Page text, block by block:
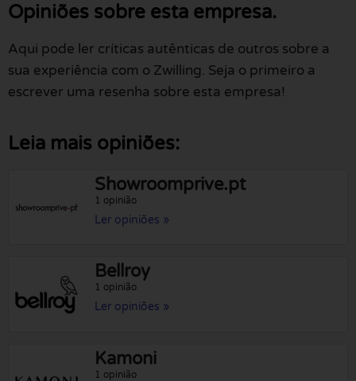
Opiniões sobre esta empresa.
Aqui pode ler críticas autênticas de outros sobre a
sua experiência com o Zwilling. Seja o primeiro a
escrever uma resenha sobre esta empresa!
Leia mais opiniões:
Showroomprive.pt
1 opinião
Ler opiniões »
Bellroy
1 opinião
Ler opiniões »
Kamoni
1 opinião